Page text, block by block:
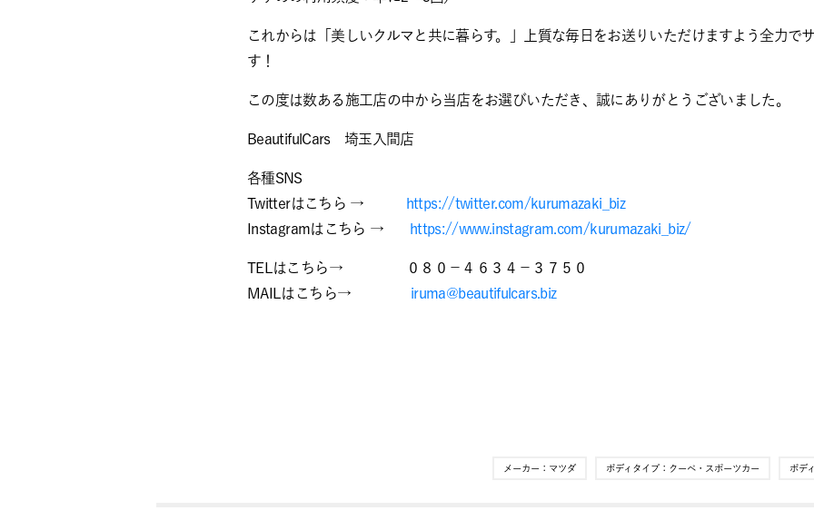
これからは「美しいクルマと共に暮らす。」上質な毎日をお送りいただけますよう全力で
す！
この度は数ある施工店の中から当店をお選びいただき、誠にありがとうございました。
BeautifulCars 埼玉入間店
各種SNS
Twitterはこちら → https://twitter.com/kurumazaki_biz
Instagramはこちら → https://www.instagram.com/kurumazaki_biz/
TELはこちら→ ０８０－４６３４－３７５０
MAILはこちら→ iruma@beautifulcars.biz
メーカー： マツダ ボディタイプ： クーペ・スポーツカー ボデ